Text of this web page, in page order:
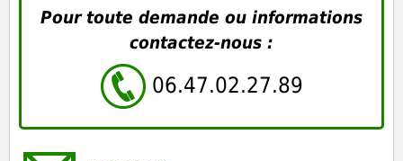
Pour toute demande ou informations
contactez-nous :
06.47.02.27.89